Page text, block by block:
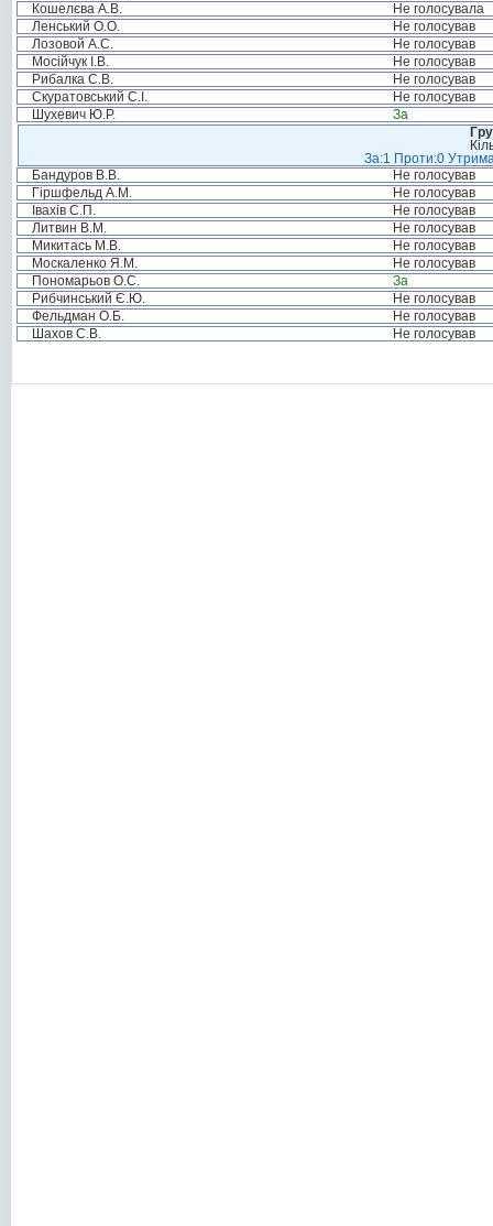
Кошелєва А.В.
Не голосувала
Ленський О.О.
Не голосував
Лозовой А.С.
Не голосував
Мосійчук І.В.
Не голосував
Рибалка С.В.
Не голосував
Скуратовський С.І.
Не голосував
Шухевич Ю.Р.
За
За:1 Проти:0
Бандуров В.В.
Не голосував
Гіршфельд А.М.
Не голосував
Івахів С.П.
Не голосував
Литвин В.М.
Не голосував
Микитась М.В.
Не голосував
Москаленко Я.М.
Не голосував
Пономарьов О.С.
За
Рибчинський Є.Ю.
Не голосував
Фельдман О.Б.
Не голосував
Шахов С.В.
Не голосував